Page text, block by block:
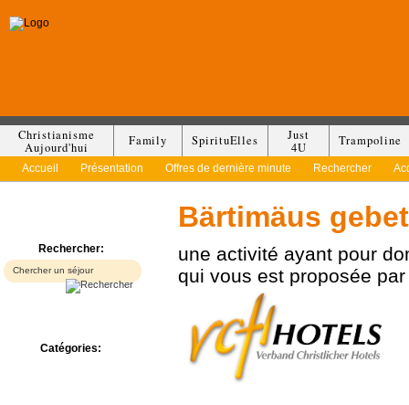
Christianisme
Aujourd'hui
Family SpirituElles
Just
4U
Trampoline
Accueil Présentation Offres de dernière minute Rechercher
Rechercher:
Catégories:
Bärtimäus
une activité ayant pour
qui vous est proposée